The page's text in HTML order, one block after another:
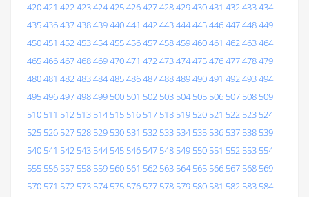
420421 422423424425426427428429430431 432433434
435436437438439440441 442443444445446447448449
450451 452453454455456457458459460461 462463464
465466467468469470471 472473474475476477478479
480481 482483484485486487488489490491 492493494
495496497498499 500 501 502 503 504 505 506 507 508 509
510 511 512 513 514 515 516 517 518 519 520 521 522 523 524
525 526 527 528 529 530 531 532 533 534 535 536 537 538 539
540 541 542 543 544 545 546 547 548 549 550 551 552 553 554
555 556 557 558 559 560 561 562 563 564 565 566 567 568 569
570 571 572 573 574 575 576 577 578 579 580 581 582 583 584